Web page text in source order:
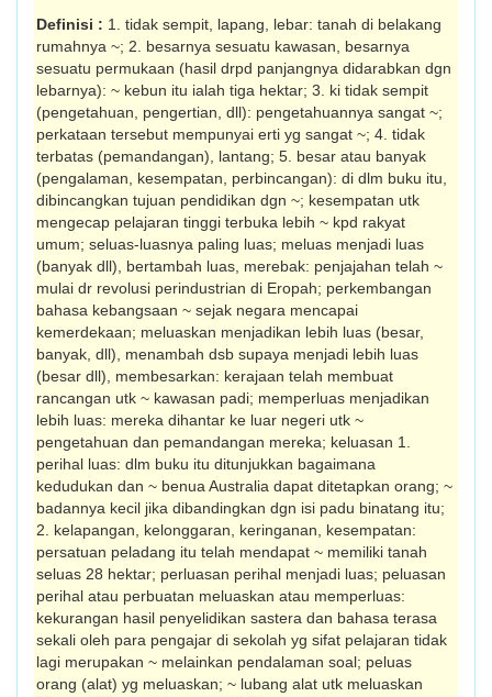
Definisi : 1. tidak sempit, lapang, lebar: tanah di belakang
rumahnya ~; 2. besarnya sesuatu kawasan, besarnya
sesuatu permukaan (hasil drpd panjangnya didarabkan dgn
lebarnya): ~ kebun itu ialah tiga hektar; 3. ki tidak sempit
(pengetahuan, pengertian, dll): pengetahuan­nya sangat ~;
perkataan tersebut mempunyai erti yg sangat ~; 4. tidak
terbatas (peman­dangan), lantang; 5. besar atau banyak
(pengalaman, kesempatan, perbincangan): di dlm buku itu,
dibincangkan tujuan pen­didikan dgn ~; kesempatan utk
mengecap pelajaran tinggi terbuka lebih ~ kpd rakyat
umum; seluas-luasnya paling luas; meluas menjadi luas
(banyak dll), bertambah luas, merebak: penjajahan telah ~
mulai dr revolusi perindustrian di Eropah; perkem­bangan
bahasa kebangsaan ~ sejak negara mencapai
kemerdekaan; meluaskan menjadikan lebih luas (besar,
banyak, dll), menambah dsb supaya menjadi lebih luas
(besar dll), membesarkan: kerajaan telah membuat
rancangan utk ~ kawasan padi; memperluas menjadikan
lebih luas: mereka dihantar ke luar negeri utk ~
pengetahuan dan pemandangan mereka; keluasan 1.
perihal luas: dlm buku itu ditunjukkan bagaimana
kedudukan dan ~ benua Australia dapat ditetapkan orang; ~
badannya kecil jika dibandingkan dgn isi padu binatang itu;
2. kelapangan, kelong­garan, keringanan, kesempatan:
persatuan peladang itu telah mendapat ~ memiliki tanah
seluas 28 hektar; perluasan perihal menjadi luas; peluasan
perihal atau perbuatan meluaskan atau memperluas:
kekurangan hasil penye­lidikan sastera dan bahasa terasa
sekali oleh para pengajar di sekolah yg sifat pelajaran tidak
lagi merupakan ~ melainkan pen­dalaman soal; peluas
orang (alat) yg meluaskan; ~ lubang alat utk meluaskan